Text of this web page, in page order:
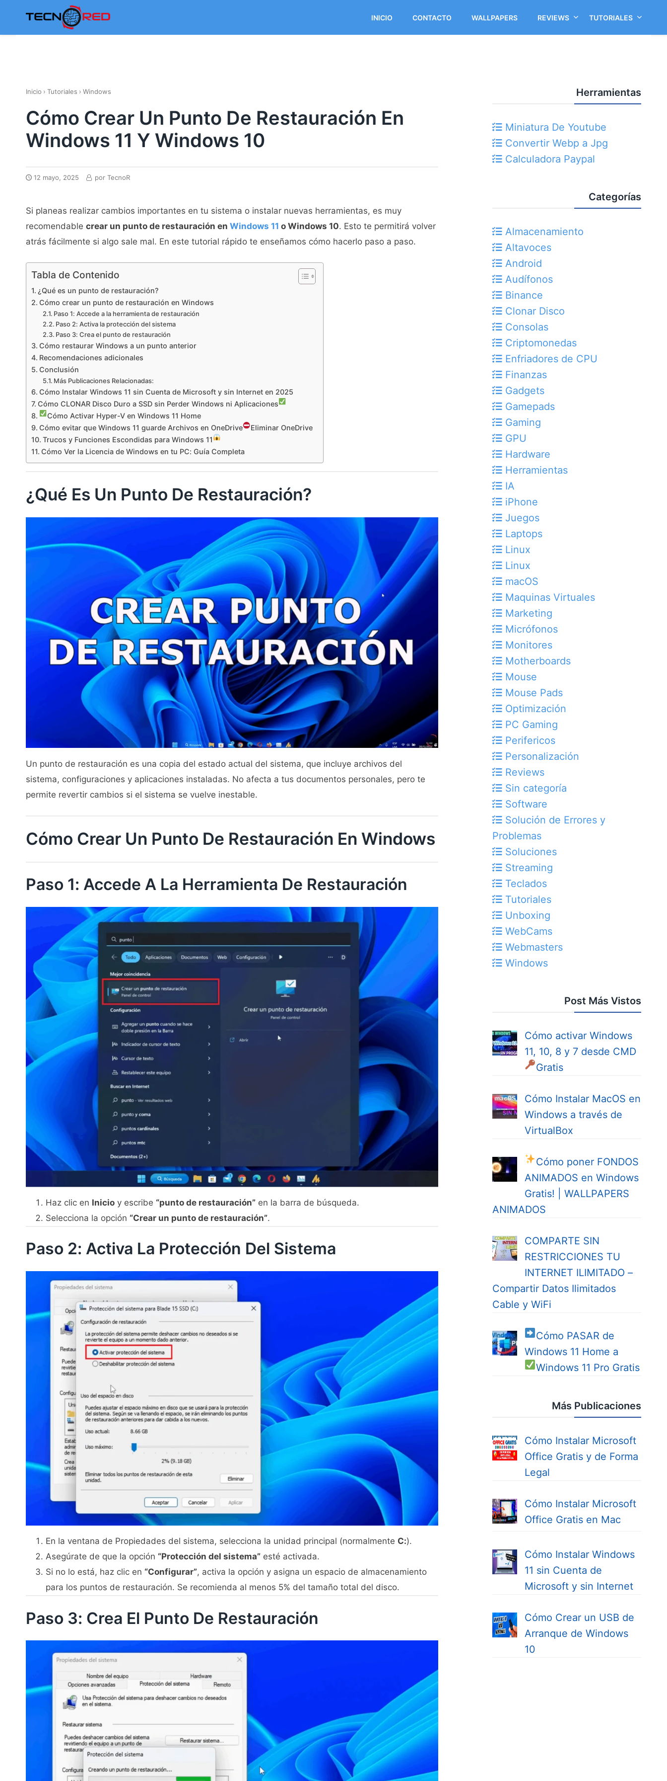
INICIO CONTACTO WALLPAPERS REVIEWS TUTORIALES
Inicio › Tutoriales › Windows
Cómo Crear Un Punto De Restauración En
Windows 11 Y Windows 10
12 mayo, 2025 por TecnoR
Si planeas realizar cambios importantes en tu sistema o instalar nuevas herramientas, es muy
recomendable crear un punto de restauración en Windows 11 o Windows 10. Esto te permitirá volver
atrás fácilmente si algo sale mal. En este tutorial rápido te enseñamos cómo hacerlo paso a paso.
Tabla de Contenido
¿Qué es un punto de restauración?
Cómo crear un punto de restauración en Windows
Paso 1: Accede a la herramienta de restauración
Paso 2: Activa la protección del sistema
Paso 3: Crea el punto de restauración
Cómo restaurar Windows a un punto anterior
Recomendaciones adicionales
Conclusión
Más Publicaciones Relacionadas:
Cómo Instalar Windows 11 sin Cuenta de Microsoft y sin Internet en 2025
Cómo CLONAR Disco Duro a SSD sin Perder Windows ni Aplicaciones
Cómo Activar Hyper-V en Windows 11 Home
Cómo evitar que Windows 11 guarde Archivos en OneDrive
Eliminar OneDrive
Trucos y Funciones Escondidas para Windows 11
Cómo Ver la Licencia de Windows en tu PC: Guía Completa
¿Qué Es Un Punto De Restauración?
Un punto de restauración es una copia del estado actual del sistema, que incluye archivos del
sistema, configuraciones y aplicaciones instaladas. No afecta a tus documentos personales, pero te
permite revertir cambios si el sistema se vuelve inestable.
Cómo Crear Un Punto De Restauración En Windows
Paso 1: Accede A La Herramienta De Restauración
Haz clic en Inicio y escribe “punto de restauración” en la barra de búsqueda.
Selecciona la opción “Crear un punto de restauración”.
Paso 2: Activa La Protección Del Sistema
En la ventana de Propiedades del sistema, selecciona la unidad principal (normalmente C:).
Asegúrate de que la opción “Protección del sistema” esté activada.
Si no lo está, haz clic en “Configurar”, activa la opción y asigna un espacio de almacenamiento
para los puntos de restauración. Se recomienda al menos 5% del tamaño total del disco.
Paso 3: Crea El Punto De Restauración
Herramientas
Miniatura De Youtube
Convertir Webp a Jpg
Calculadora Paypal
Categorías
Almacenamiento
Altavoces
Android
Audífonos
Binance
Clonar Disco
Consolas
Criptomonedas
Enfriadores de CPU
Finanzas
Gadgets
Gamepads
Gaming
GPU
Hardware
Herramientas
IA
iPhone
Juegos
Laptops
Linux
Linux
macOS
Maquinas Virtuales
Marketing
Micrófonos
Monitores
Motherboards
Mouse
Mouse Pads
Optimización
PC Gaming
Perifericos
Personalización
Reviews
Sin categoría
Software
Solución de Errores y
Problemas
Soluciones
Streaming
Teclados
Tutoriales
Unboxing
WebCams
Webmasters
Windows
Post Más Vistos
Cómo activar Windows
11, 10, 8 y 7 desde CMD
Gratis
Cómo Instalar MacOS en
Windows a través de
VirtualBox
Cómo poner FONDOS
ANIMADOS en Windows
Gratis! | WALLPAPERS
ANIMADOS
COMPARTE SIN
RESTRICCIONES TU
INTERNET ILIMITADO –
Compartir Datos Ilimitados
Cable y WiFi
Cómo PASAR de
Windows 11 Home a
Windows 11 Pro Gratis
Más Publicaciones
Cómo Instalar Microsoft
Office Gratis y de Forma
Legal
Cómo Instalar Microsoft
Office Gratis en Mac
Cómo Instalar Windows
11 sin Cuenta de
Microsoft y sin Internet
Cómo Crear un USB de
Arranque de Windows
10